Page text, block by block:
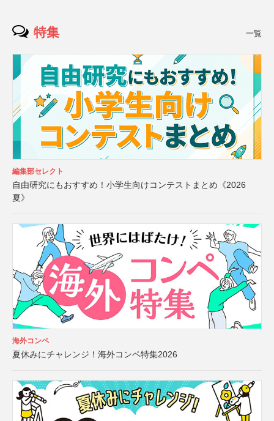
特集 一覧
編集部セレクト
自由研究にもおすすめ！小学生向けコンテストまとめ《2026
夏》
海外コンペ
夏休みにチャレンジ！海外コンペ特集2026